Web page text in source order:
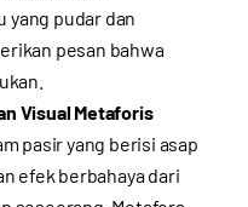
yang pudar dan
pesan bahwa
Visual Metaforis
pasir yang berisi asap
efek berbahaya dari